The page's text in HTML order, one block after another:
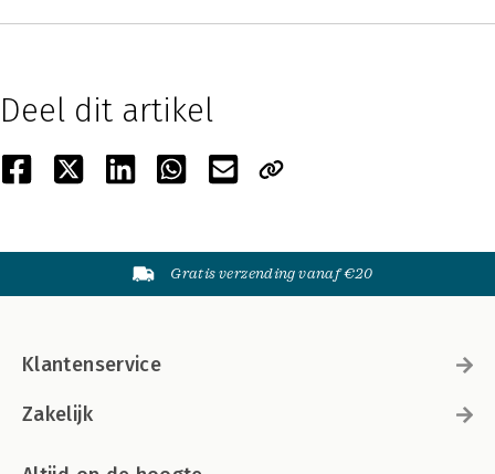
Deel dit artikel
Gratis verzending vanaf €20
Klantenservice
Zakelijk